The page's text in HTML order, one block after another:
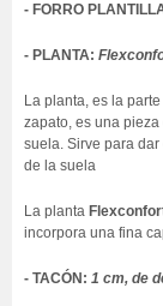
- FORRO
- PLANTA:
La planta, es la
zapato, es una
suela. Sirve para
de la suela
La planta
incorpora una fina
- TACÓN: 1 cm, de